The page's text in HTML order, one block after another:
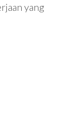
yang